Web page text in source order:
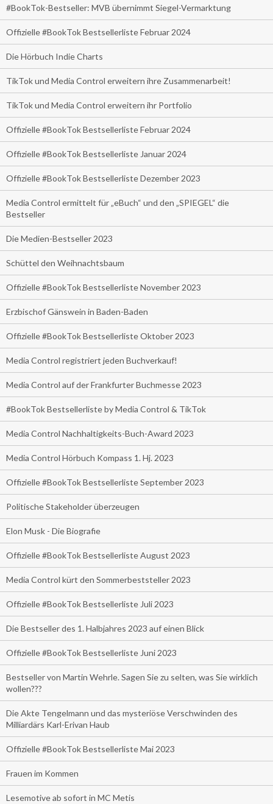
#BookTok-Bestseller: MVB übernimmt Siegel-Vermarktung
Offizielle #BookTok Bestsellerliste Februar 2024
Die Hörbuch Indie Charts
TikTok und Media Control erweitern ihre Zusammenarbeit!
TikTok und Media Control erweitern ihr Portfolio
Offizielle #BookTok Bestsellerliste Februar 2024
Offizielle #BookTok Bestsellerliste Januar 2024
Offizielle #BookTok Bestsellerliste Dezember 2023
Media Control ermittelt für „eBuch“ und den „SPIEGEL“ die
Bestseller
Die Medien-Bestseller 2023
Schüttel den Weihnachtsbaum
Offizielle #BookTok Bestsellerliste November 2023
Erzbischof Gänswein in Baden-Baden
Offizielle #BookTok Bestsellerliste Oktober 2023
Media Control registriert jeden Buchverkauf!
Media Control auf der Frankfurter Buchmesse 2023
#BookTok Bestsellerliste by Media Control & TikTok
Media Control Nachhaltigkeits-Buch-Award 2023
Media Control Hörbuch Kompass 1. Hj. 2023
Offizielle #BookTok Bestsellerliste September 2023
Politische Stakeholder überzeugen
Elon Musk - Die Biografie
Offizielle #BookTok Bestsellerliste August 2023
Media Control kürt den Sommerbeststeller 2023
Offizielle #BookTok Bestsellerliste Juli 2023
Die Bestseller des 1. Halbjahres 2023 auf einen Blick
Offizielle #BookTok Bestsellerliste Juni 2023
Bestseller von Martin Wehrle. Sagen Sie zu selten, was Sie wirklich
wollen???
Die Akte Tengelmann und das mysteriöse Verschwinden des
Milliardärs Karl-Erivan Haub
Offizielle #BookTok Bestsellerliste Mai 2023
Frauen im Kommen
Lesemotive ab sofort in MC Metis